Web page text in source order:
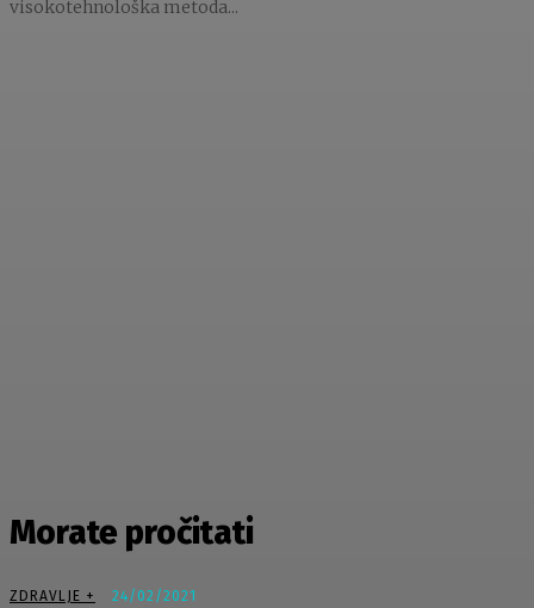
visokotehnološka metoda...
Morate pročitati
ZDRAVLJE + 24/02/2021